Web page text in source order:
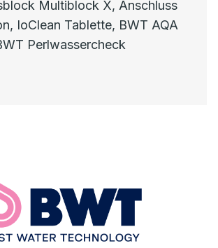
Multiblock X, Anschluss
IoClean Tablette, BWT AQA
Perlwassercheck